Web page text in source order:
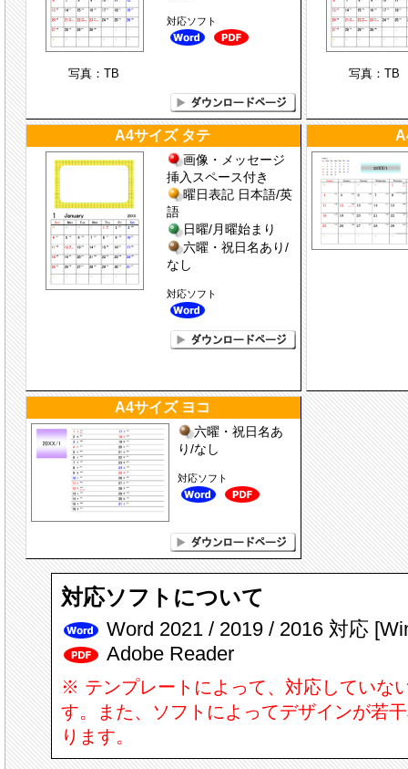
写真：TB
対応ソフト
写真：TB
A4サイズ タテ
画像・メッセージ
挿入スペース付き
曜日表記 日本語/英
語
日曜/月曜始まり
六曜・祝日名あり/
なし
対応ソフト
A4サイズ ヨコ
六曜・祝日名あ
り/なし
対応ソフト
対応ソフトについて
Word 2021 / 2019 / 2016 対応
Adobe Reader
※ テンプレートによって、対応していな
す。また、ソフトによってデザインが若
ります。